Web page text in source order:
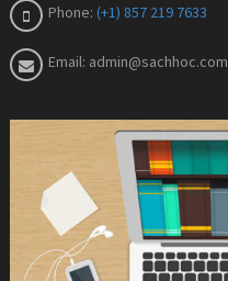
Phone: (+1) 857 219 7633
Email: admin@sachhoc.com